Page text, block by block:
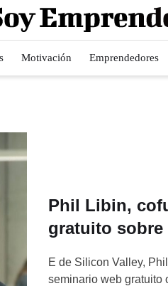
Motivación Emprendedores
Phil Libin,
gratuito
E de Silicon Valley,
seminario web gratuito